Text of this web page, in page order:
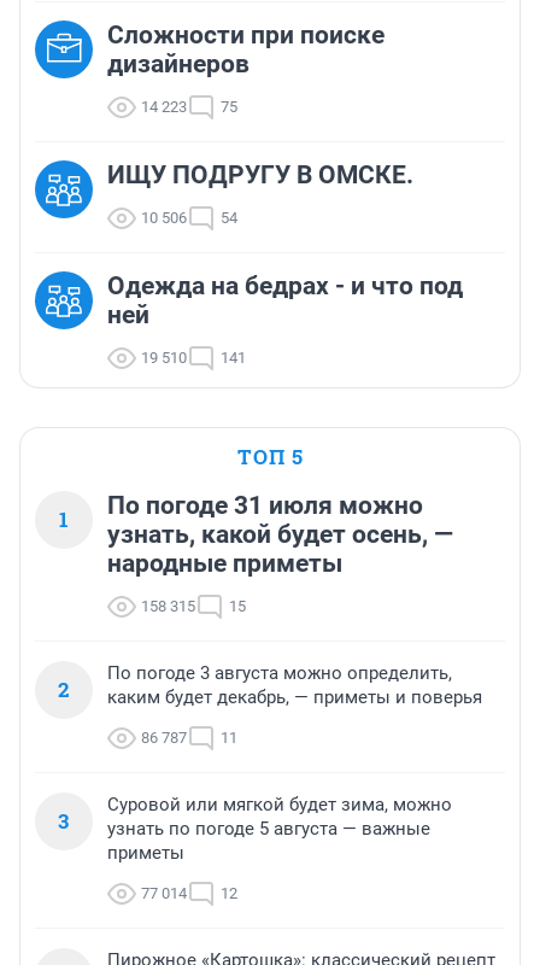
Сложности при поиске
дизайнеров
14 223 75
ИЩУ ПОДРУГУ В ОМСКЕ.
10 506 54
Одежда на бедрах - и что под
ней
19 510 141
ТОП 5
1
По погоде 31 июля можно
узнать, какой будет осень, —
народные приметы
158 315 15
2
По погоде 3 августа можно определить,
каким будет декабрь, — приметы и поверья
86 787 11
3
Суровой или мягкой будет зима, можно
узнать по погоде 5 августа — важные
приметы
77 014 12
Пирожное «Картошка»: классический рецепт